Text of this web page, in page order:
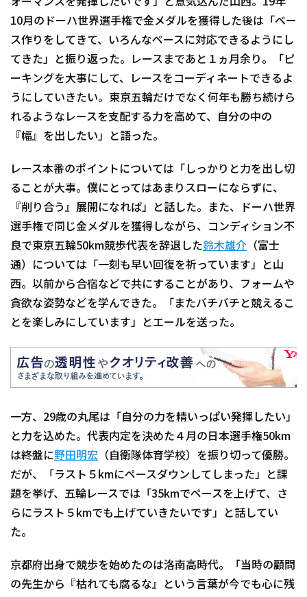
10月のドーハ世界選手権で金メダルを獲得した後は「ベー
ス作りをしてきて、いろんなペースに対応できるようにし
てきた」と振り返った。レースまであと１ヵ月余り。「ピ
ーキングを大事にして、レースをコーディネートできるよ
うにしていきたい。東京五輪だけでなく何年も勝ち続けら
れるようなレースを支配する力を高めて、自分の中の
『幅』を出したい」と語った。
レース本番のポイントについては「しっかりと力を出し切
ることが大事。僕にとってはあまりスローにならずに、
『削り合う』展開になれば」と話した。また、ドーハ世界
選手権で同じ金メダルを獲得しながら、コンディション不
良で東京五輪50km競歩代表を辞退した鈴木雄介 （富士
通）については「一刻も早い回復を祈っています」と山
西。以前から合宿などで共にすることがあり、フォームや
貪欲な姿勢などを学んできた。「またバチバチと競えるこ
とを楽しみにしています」とエールを送った。
一方、29歳の丸尾は「自分の力を精いっぱい発揮したい」
と力を込めた。代表内定を決めた４月の日本選手権50km
は終盤に野田明宏 （自衛隊体育学校）を振り切って優勝。
だが、「ラスト５kmにペースダウンしてしまった」と課
題を挙げ、五輪レースでは「35kmでペースを上げて、さ
らにラスト５kmでも上げていきたいです」と話してい
た。
京都府出身で競歩を始めたのは洛南高時代。「当時の顧問
の先生から『枯れても腐るな』という言葉が今でも心に残